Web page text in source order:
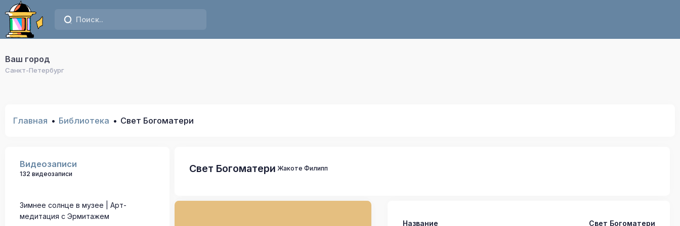
Ваш город
Санкт-Петербург
Главная Библиотека Свет Богоматери
Видеозаписи
132 видеозаписи
Зимнее солнце в музее | Арт-
медитация с Эрмитажем
Свет Богоматери Жакоте Филипп
Название Свет Богоматери